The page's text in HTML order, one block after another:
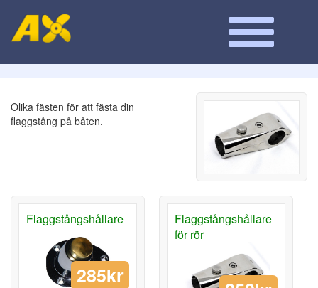
Olika fästen för att fästa din
flaggstång på båten.
Flaggstångshållare
285kr
Flaggstångshållare
för rör